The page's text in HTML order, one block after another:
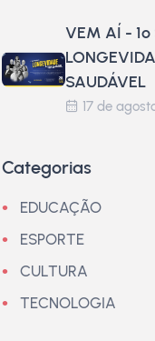
VEM AÍ - 1º
SAUDÁVEL
17 de
Categorias
EDUCAÇÃO
ESPORTE
CULTURA
TECNOLOGIA